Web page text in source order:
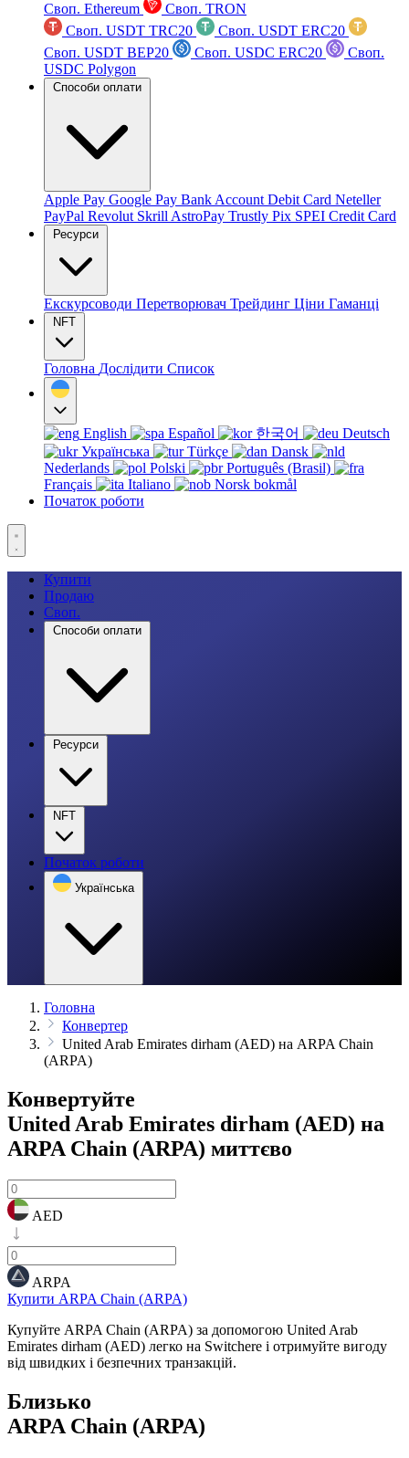
Своп. Ethereum
Своп. TRON
Своп. USDT TRC20
Своп. USDT ERC20
Своп. USDT BEP20
Своп. USDC ERC20
Своп.
USDC Polygon
Способи оплати
Apple Pay Google Pay Bank Account Debit Card Neteller
PayPal Revolut Skrill AstroPay Trustly Pix SPEI Credit Card
Ресурси
Екскурсоводи Перетворювач Трейдинг Ціни Гаманці
NFT
Головна Дослідити Список
English Español 한국어
Deutsch
Українська
Türkçe
Dansk
Nederlands
Polski
Português (Brasil)
Français
Italiano
Norsk bokmål
Початок роботи
Купити
Продаю
Своп.
Способи оплати
Ресурси
NFT
Початок роботи
Українська
Головна
Конвертер
United Arab Emirates dirham (AED) на ARPA Chain
(ARPA)
Конвертуйте
United Arab Emirates dirham (AED) на
ARPA Chain (ARPA) миттєво
AED
ARPA
Купити ARPA Chain (ARPA)
Купуйте ARPA Chain (ARPA) за допомогою United Arab
Emirates dirham (AED) легко на Switchere і отримуйте вигоду
від швидких і безпечних транзакцій.
Близько
ARPA Chain (ARPA)